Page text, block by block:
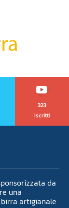
323
Iscritti
da
una
artigianale